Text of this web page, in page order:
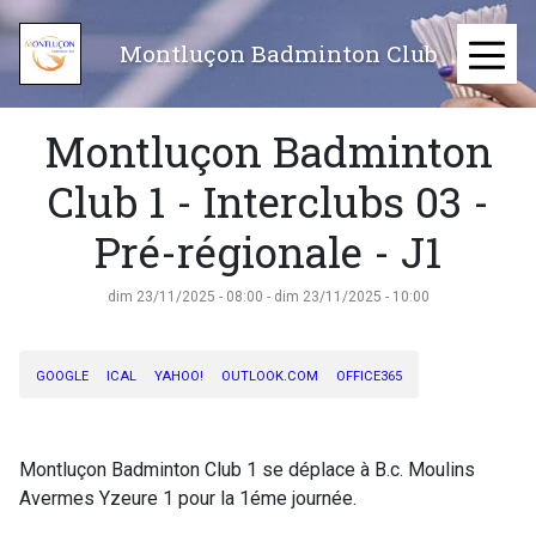
Aller
au
contenu
Montluçon Badminton Club ≡
Montluçon Badminton
Club 1 - Interclubs 03 -
Pré-régionale - J1
dim 23/11/2025 - 08:00 - dim 23/11/2025 - 10:00
GOOGLE ICAL YAHOO! OUTLOOK.COM OFFICE365
Montluçon Badminton Club 1 se déplace à B.c. Moulins
Avermes Yzeure 1 pour la 1éme journée.